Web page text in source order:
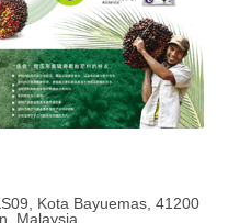
Kota Bayuemas, 41200
Malaysia.